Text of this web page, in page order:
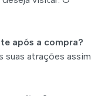
após a compra?
suas atrações assim